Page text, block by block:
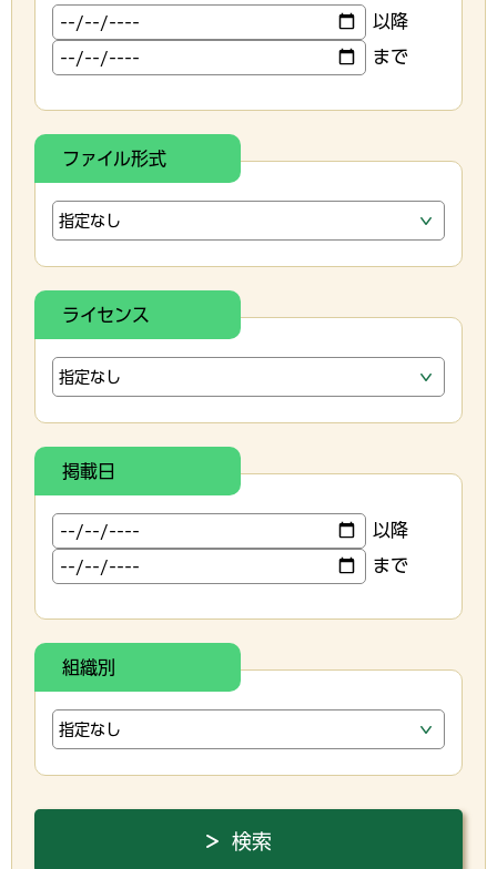
以降
まで
ファイル形式
ライセンス
掲載日
以降
まで
組織別